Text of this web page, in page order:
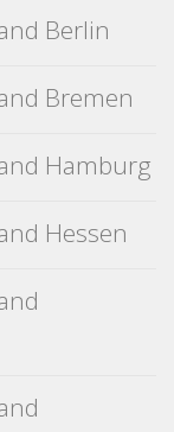
Berlin
Bremen
Hamburg
Hessen